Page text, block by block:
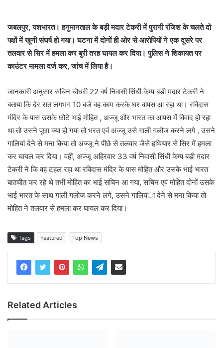
जबलपुर, यशभारत। हनुमानताल के बड़ी मदार टेकरी में पुरानी रंजिश के चलते दो
पक्षों में खूनी संघर्ष हो गया। घटना में दोनों ही ओर से आरोपियों ने एक दूसरे पर
तलवार से सिर में हमला कर बुरी तरह घायल कर दिया। पुलिस ने शिकायत पर
काउंटर मामला दर्ज कर, जांच में लिया है।
जानकारी अनुसार सचिन चौधरी 22 वर्ष निवासी सिंधी केम्प बड़ी मदार टेकरी ने
बताया कि देर रात लगभग 10 बजे वह काम करके घर वापस आ रहा था। रविदास
मंदिर के पास उसके छोटे भाई मोहित , अज्जू और भारत का आपस में विवाद हो रहा
था तो उसने पूछा क्या हो गया तो भरत एवं अज्जू उसे गाली गलौज करने लगे , उसने
गालियां देने से मना किया तो अज्जू ने पीछे से तलवार जैसे हथियार से सिर में हमला
कर घायल कर दिया। वहीं, अज्जू अहिरवार 33 वर्ष निवासी सिंधी केम्प बड़ी मदार
टेकरी ने कि वह टहल रहा था रविदास मंदिर के पास मोहित और उसके भाई भारत
बातचीत कर रहे थे तभी मोहित का भाई सचिन आ गया, सचिन एवं मोहित दोनों उसके
भाई भारत के साथ गाली गलोज करने लगे, उसने गालियंा देने से मना किया तो
मोहित ने तलवार से हमला कर घायल कर दिया।
Tags Featured Top News
Related Articles